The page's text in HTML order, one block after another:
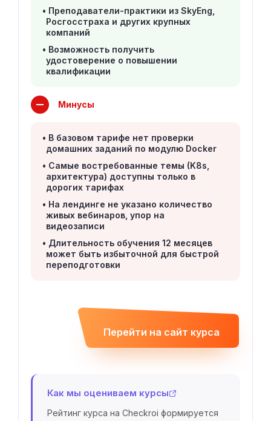
Преподаватели-практики из SkyEng,
Росгосстраха и других крупных
компаний
Возможность получить
удостоверение о повышении
квалификации
Минусы
В базовом тарифе нет проверки
домашних заданий по модулю Docker
Самые востребованные темы (K8s,
архитектура) доступны только в
дорогих тарифах
На лендинге не указано количество
живых вебинаров, упор на
видеозаписи
Длительность обучения 12 месяцев
может быть избыточной для быстрой
переподготовки
Перейти на сайт курса
Как мы оцениваем курсы
Рейтинг курса на Checkroi формируется